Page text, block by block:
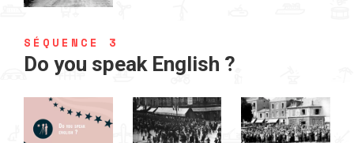
SÉQUENCE 3
Do you speak English ?